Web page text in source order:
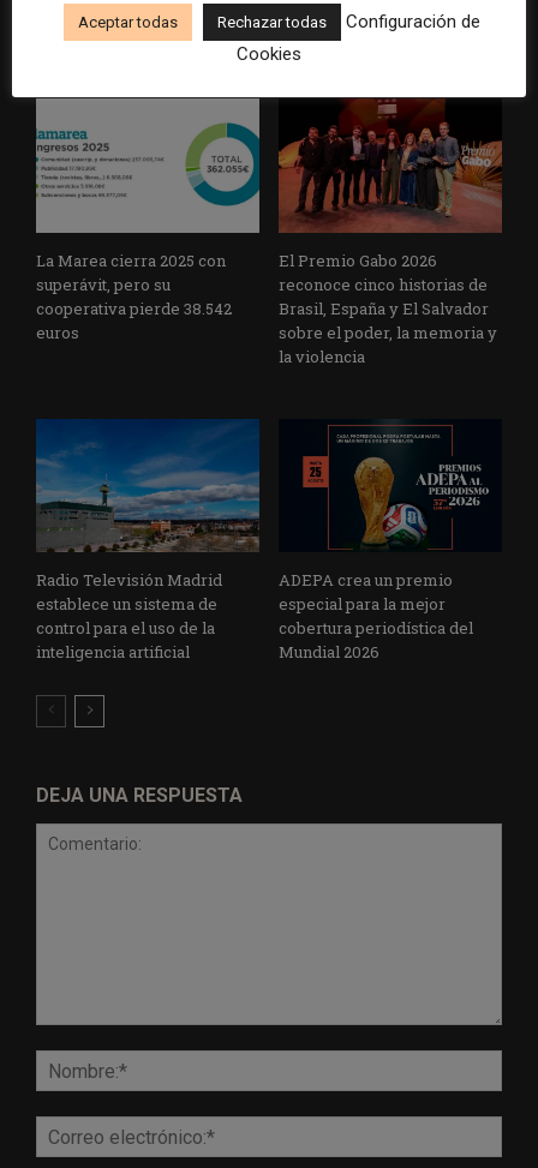
un informe con pautas para
informar sobre el suicidio
multimillonarios sobre los
medios y las plataformas
La Marea cierra 2025 con
superávit, pero su
cooperativa pierde 38.542
euros
El Premio Gabo 2026
reconoce cinco historias de
Brasil, España y El Salvador
sobre el poder, la memoria y
la violencia
Radio Televisión Madrid
establece un sistema de
control para el uso de la
inteligencia artificial
ADEPA crea un premio
especial para la mejor
cobertura periodística del
Mundial 2026
DEJA UNA RESPUESTA
Aceptar todas Rechazar todas
Configuración de
Cookies